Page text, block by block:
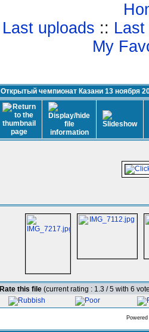
Last uploads ::
My
Открытый чемпионат Казани 13 ноября
Rate this file (current rating : 1.3 / 5 with 6